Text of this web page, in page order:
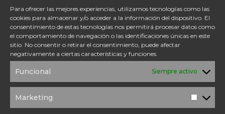
Para ofrecer las mejores experiencias, utilizamos tecnologías como las
cookies para almacenar y/o acceder a la información del dispositivo. El
consentimiento de estas tecnologías nos permitirá procesar datos como
el comportamiento de navegación o las identificaciones únicas en este
sitio. No consentir o retirar el consentimiento, puede afectar
negativamente a ciertas características y funciones.
Funcional Siempre activo
Marketing
técnico oficial Mitt y CFMoto.
Tel: 654 98 23 30
ACCESO DIRECTO
TÉRMINOS Y
CONDICIONES
COOKIES